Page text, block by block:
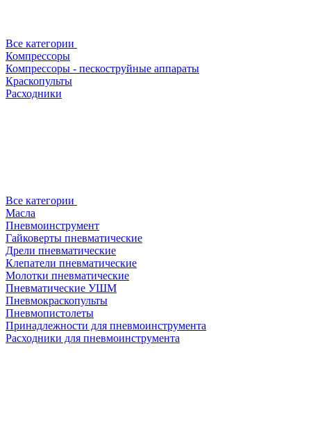
Все категории
Компрессоры
Компрессоры - пескоструйные аппараты
Краскопульты
Расходники
Все категории
Масла
Пневмоинструмент
Гайковерты пневматические
Дрели пневматические
Клепатели пневматические
Молотки пневматические
Пневматические УШМ
Пневмокраскопульты
Пневмопистолеты
Принадлежности для пневмоинструмента
Расходники для пневмоинструмента